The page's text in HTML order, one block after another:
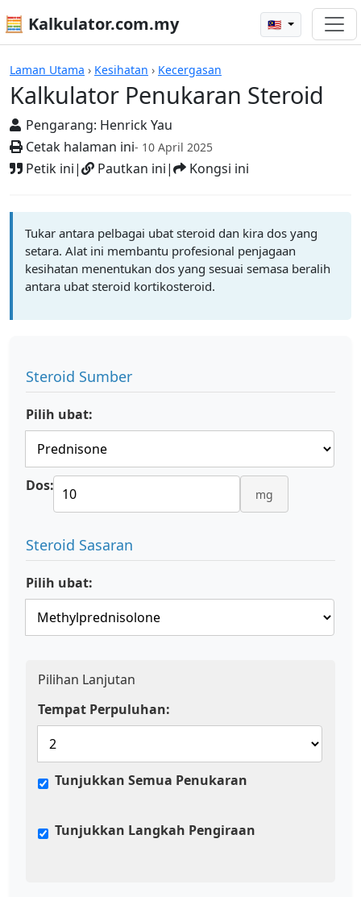
🧮 Kalkulator.com.my 🇲🇾
Laman Utama › Kesihatan › Kecergasan
Kalkulator Penukaran Steroid
Pengarang: Henrick Yau
Cetak halaman ini- 10 April 2025
Petik ini| Pautkan ini| Kongsi ini
Kalkulator
Tukar antara pelbagai ubat steroid dan kira dos yang
setara. Alat ini membantu profesional penjagaan
kesihatan menentukan dos yang sesuai semasa beralih
antara ubat steroid kortikosteroid.
Steroid Sumber
Pilih ubat:
Dos: mg
Steroid Sasaran
Pilih ubat:
Pilihan Lanjutan
Tempat Perpuluhan:
Tunjukkan Semua Penukaran
Tunjukkan Langkah Pengiraan